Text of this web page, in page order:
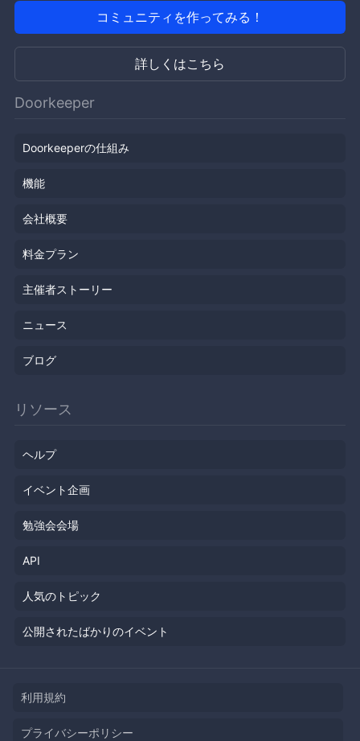
コミュニティを作ってみる！
詳しくはこちら
Doorkeeper
Doorkeeperの仕組み
機能
会社概要
料金プラン
主催者ストーリー
ニュース
ブログ
リソース
ヘルプ
イベント企画
勉強会会場
API
人気のトピック
公開されたばかりのイベント
利用規約
プライバシーポリシー